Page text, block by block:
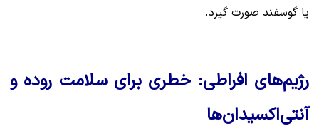
یا گوسفند صورت گیرد.
رژیم‌های افراطی: خطری برای سلامت روده و
آنتی‌اکسیدان‌ها